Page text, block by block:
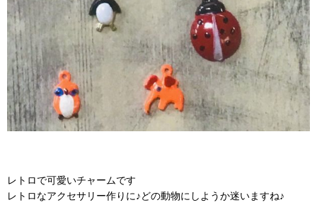
レトロで可愛いチャームです
レトロなアクセサリー作りに♪どの動物にしようか迷いますね♪